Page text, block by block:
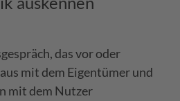
das vor oder
mit dem Eigentümer und
mit dem Nutzer